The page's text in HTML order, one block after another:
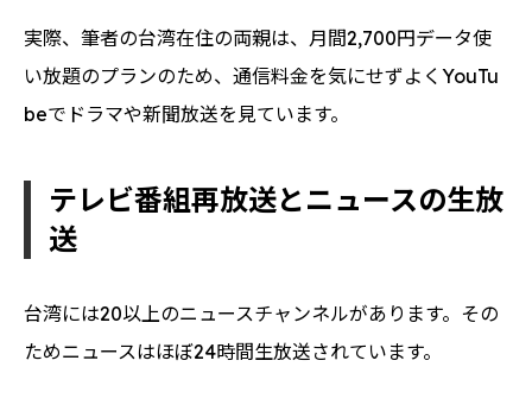
実際、筆者の台湾在住の両親は、月間2,700円データ使
い放題のプランのため、通信料金を気にせずよくYouTu
beでドラマや新聞放送を見ています。
テレビ番組再放送とニュースの生放
送
台湾には20以上のニュースチャンネルがあります。その
ためニュースはほぼ24時間生放送されています。